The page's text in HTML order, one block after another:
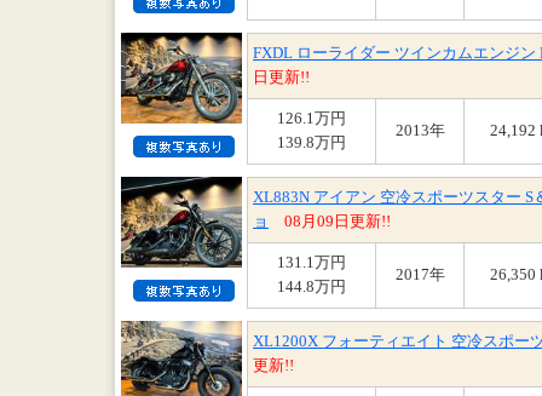
FXDL ローライダー ツインカムエンジ
日更新!!
126.1万円
139.8万円
2013年 24,192
XL883N アイアン 空冷スポーツスター
ョ
08月09日更新!!
131.1万円
144.8万円
2017年 26,350
XL1200X フォーティエイト 空冷スポー
更新!!